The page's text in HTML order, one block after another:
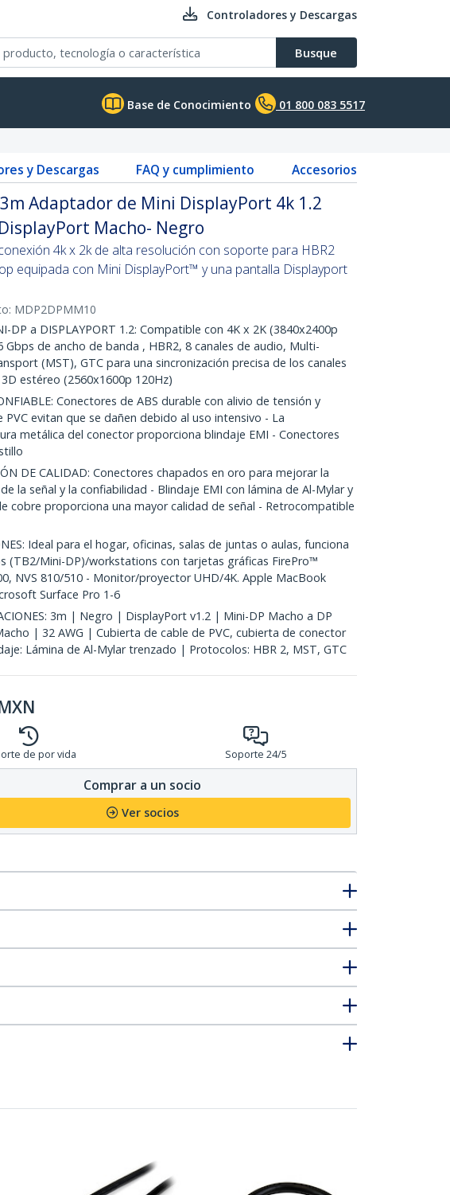
Controladores y Descargas
Busque
Base de Conocimiento 01 800 083 5517
y Descargas FAQ y cumplimiento Accesorios
Adaptador de Mini DisplayPort 4k 1.2
Macho- Negro
4k x 2k de alta resolución con soporte para HBR2
equipada con Mini DisplayPort™ y una pantalla Displayport
MDP2DPMM10
DP a DISPLAYPORT 1.2: Compatible con 4K x 2K (3840x2400p
Gbps de ancho de banda , HBR2, 8 canales de audio, Multi-
(MST), GTC para una sincronización precisa de los canales
estéreo (2560x1600p 120Hz)
Conectores de ABS durable con alivio de tensión y
PVC evitan que se dañen debido al uso intensivo - La
metálica del conector proporciona blindaje EMI - Conectores
DE CALIDAD: Conectores chapados en oro para mejorar la
la señal y la confiabilidad - Blindaje EMI con lámina de Al-Mylar y
cobre proporciona una mayor calidad de señal - Retrocompatible
Ideal para el hogar, oficinas, salas de juntas o aulas, funciona
(TB2/Mini-DP)/workstations con tarjetas gráficas FirePro™
NVS 810/510 - Monitor/proyector UHD/4K. Apple MacBook
Surface Pro 1-6
3m | Negro | DisplayPort v1.2 | Mini-DP Macho a DP
| 32 AWG | Cubierta de cable de PVC, cubierta de conector
Lámina de Al-Mylar trenzado | Protocolos: HBR 2, MST, GTC
de por vida Soporte 24/5
Comprar a un socio
Ver socios